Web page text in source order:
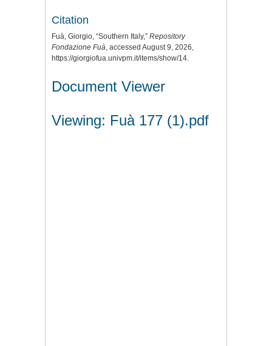
Citation
Fuà, Giorgio, “Southern Italy,” Repository
Fondazione Fuà, accessed August 9, 2026,
https://giorgiofua.univpm.it/items/show/14.
Document Viewer
Viewing: Fuà 177 (1).pdf